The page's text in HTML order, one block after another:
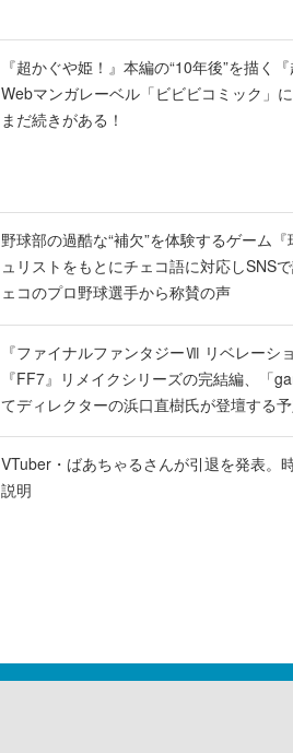
『超かぐや姫！』本編の“10年後”を描く
Webマンガレーベル「ビビビコミック」
まだ続きがある！
野球部の過酷な“補欠”を体験するゲーム
ュリストをもとにチェコ語に対応しSNS
ェコのプロ野球選手から称賛の声
『ファイナルファンタジーⅦ リベレーシ
『FF7』リメイクシリーズの完結編、「
てディレクターの浜口直樹氏が登壇する
VTuber・ばあちゃるさんが引退を発表。
説明